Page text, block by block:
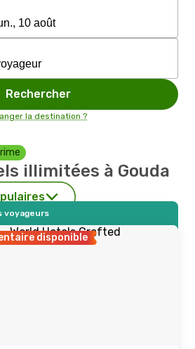
Rechercher
la destination ?
illimitées à Gouda
voyageurs
disponible